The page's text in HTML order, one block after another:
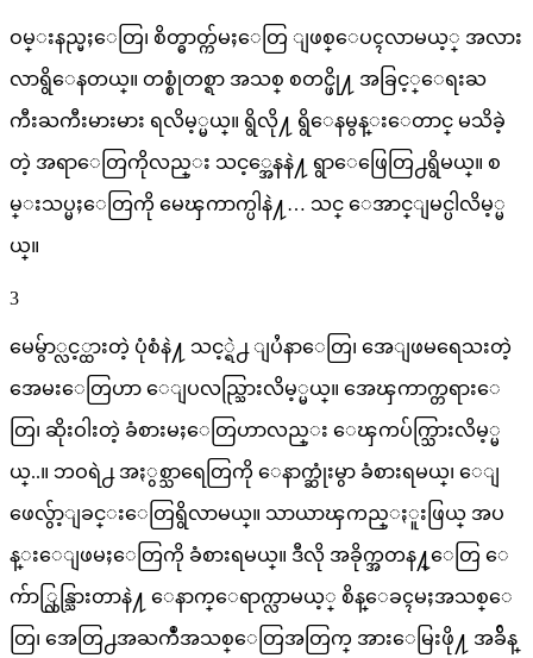
ဝမ္းနည္မႈေတြ၊ စိတ္ဓာတ္က်မႈေတြ ျဖစ္ေပၚလာမယ့္ အလား
လာရွိေနတယ္။ တစ္စုံတစ္ရာ အသစ္ စတင္ဖို႔ အခြင့္ေရးႀ
ကီးႀကီးမားမား ရလိမ့္မယ္။ ရွိလို႔ ရွိေနမွန္းေတာင္ မသိခဲ့
တဲ့ အရာေတြကိုလည္း သင့္အေနနဲ႔ ရွာေဖြေတြ႕ရွိမယ္။ စ
မ္းသပ္မႈေတြကို မေၾကာက္ပါနဲ႔… သင္ ေအာင္ျမင္ပါလိမ့္မ
ယ္။
3
မေမွ်ာ္လင့္ထားတဲ့ ပုံစံနဲ႔ သင့္ရဲ႕ ျပႆနာေတြ၊ အေျဖမရေသးတဲ့
အေမးေတြဟာ ေျပလည္သြားလိမ့္မယ္။ အေၾကာက္တရားေ
တြ၊ ဆိုးဝါးတဲ့ ခံစားမႈေတြဟာလည္း ေၾကပ်က္သြားလိမ့္မ
ယ္..။ ဘဝရဲ႕ အႏွစ္သာရေတြကို ေနာက္ဆုံးမွာ ခံစားရမယ္၊ ေျ
ဖေလွ်ာ့ျခင္းေတြရွိလာမယ္။ သာယာၾကည္ႏူးဖြယ္ အပ
န္းေျဖမႈေတြကို ခံစားရမယ္။ ဒီလို အခိုက္အတန႔္ေတြ ေ
က်ာ္လြန္သြားတာနဲ႔ ေနာက္ေရာက္လာမယ့္ စိန္ေခၚမႈအသစ္ေ
တြ၊ အေတြ႕အႀကဳံအသစ္ေတြအတြက္ အားေမြးဖို႔ အခ်ိန္